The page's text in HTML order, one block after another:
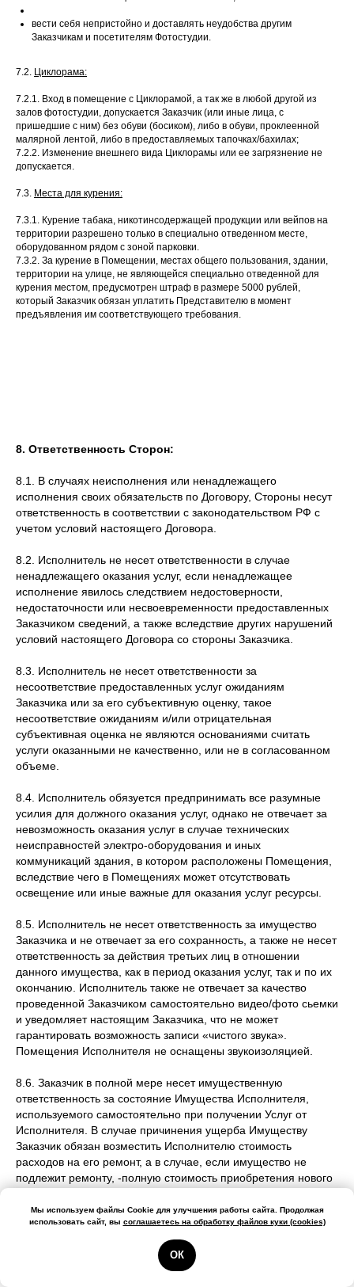
Мы используем файлы Cookie для улучшения работы сайта. Продолжая
использовать сайт, вы соглашаетесь на обработку файлов куки (cookies)
ОК
вести себя непристойно и доставлять неудобства другим
Заказчикам и посетителям Фотостудии.
7.2. Циклорама:
7.2.1. Вход в помещение с Циклорамой, а так же в любой другой из
залов фотостудии, допускается Заказчик (или иные лица, с
пришедшие с ним) без обуви (босиком), либо в обуви, проклеенной
малярной лентой, либо в предоставляемых тапочках/бахилах;
7.2.2. Изменение внешнего вида Циклорамы или ее загрязнение не
допускается.
7.3. Места для курения:
7.3.1. Курение табака, никотинсодержащей продукции или вейпов на
территории разрешено только в специально отведенном месте,
оборудованном рядом с зоной парковки.
7.3.2. За курение в Помещении, местах общего пользования, здании,
территории на улице, не являющейся специально отведенной для
курения местом, предусмотрен штраф в размере 5000 рублей,
который Заказчик обязан уплатить Представителю в момент
предъявления им соответствующего требования.
8. Ответственность Сторон:
8.1. В случаях неисполнения или ненадлежащего
исполнения своих обязательств по Договору, Стороны несут
ответственность в соответствии с законодательством РФ с
учетом условий настоящего Договора.
8.2. Исполнитель не несет ответственности в случае
ненадлежащего оказания услуг, если ненадлежащее
исполнение явилось следствием недостоверности,
недостаточности или несвоевременности предоставленных
Заказчиком сведений, а также вследствие других нарушений
условий настоящего Договора со стороны Заказчика.
8.3. Исполнитель не несет ответственности за
несоответствие предоставленных услуг ожиданиям
Заказчика или за его субъективную оценку, такое
несоответствие ожиданиям и/или отрицательная
субъективная оценка не являются основаниями считать
услуги оказанными не качественно, или не в согласованном
объеме.
8.4. Исполнитель обязуется предпринимать все разумные
усилия для должного оказания услуг, однако не отвечает за
невозможность оказания услуг в случае технических
неисправностей электро-оборудования и иных
коммуникаций здания, в котором расположены Помещения,
вследствие чего в Помещениях может отсутствовать
освещение или иные важные для оказания услуг ресурсы.
8.5. Исполнитель не несет ответственность за имущество
Заказчика и не отвечает за его сохранность, а также не несет
ответственность за действия третьих лиц в отношении
данного имущества, как в период оказания услуг, так и по их
окончанию. Исполнитель также не отвечает за качество
проведенной Заказчиком самостоятельно видео/фото сьемки
и уведомляет настоящим Заказчика, что не может
гарантировать возможность записи «чистого звука».
Помещения Исполнителя не оснащены звукоизоляцией.
8.6. Заказчик в полной мере несет имущественную
ответственность за состояние Имущества Исполнителя,
используемого самостоятельно при получении Услуг от
Исполнителя. В случае причинения ущерба Имуществу
Заказчик обязан возместить Исполнителю стоимость
расходов на его ремонт, а в случае, если имущество не
подлежит ремонту, -полную стоимость приобретения нового
причиненные Исполнителю убытки в полном объеме, в том
числе, но не ограничиваясь,- стоимость транспортировки
Оборудования как при его ремонте, так и при приобретении
нового. Исполнитель оставляет за собой право взыскать с
Заказчика штраф в случае обнаружения следов небрежного